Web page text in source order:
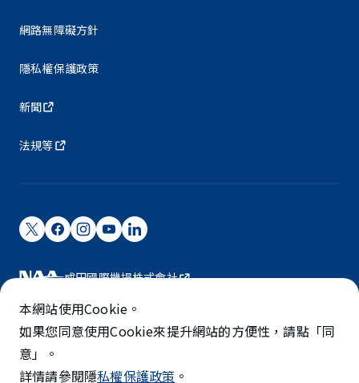
網路無障礙方針
隱私權保護政策
新聞
法規等
成田國際機場株式會社
成田國際機場由NAA營運。
©NARITA INTERNATIONAL AIRPORT CORPORATION
5-STAR AIRPORT
本網站使用Cookie。
如果您同意使用Cookie來提升網站的方便性，請點「同
意」。
詳情請參閱隱私權保護政策 。